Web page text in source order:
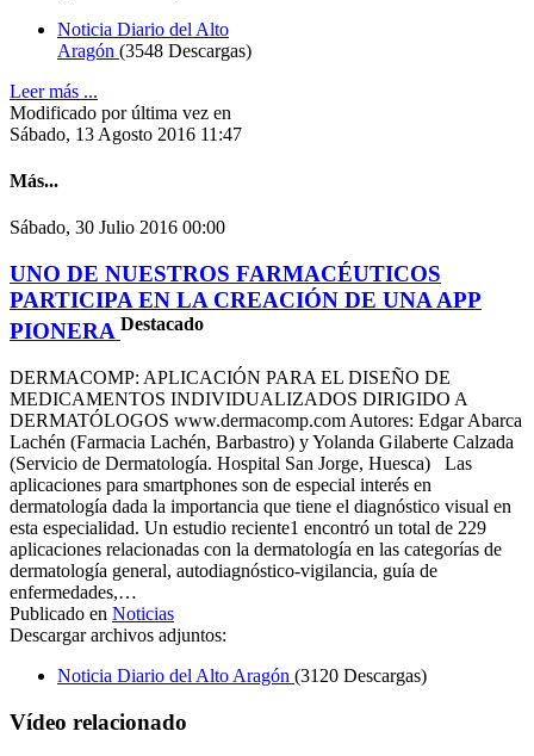
Noticia Diario del Alto
Aragón (3548 Descargas)
Leer más ...
Modificado por última vez en
Sábado, 13 Agosto 2016 11:47
Más...
Sábado, 30 Julio 2016 00:00
UNO DE NUESTROS FARMACÉUTICOS
PARTICIPA EN LA CREACIÓN DE UNA APP
PIONERA Destacado
DERMACOMP: APLICACIÓN PARA EL DISEÑO DE
MEDICAMENTOS INDIVIDUALIZADOS DIRIGIDO A
DERMATÓLOGOS www.dermacomp.com Autores: Edgar Abarca
Lachén (Farmacia Lachén, Barbastro) y Yolanda Gilaberte Calzada
(Servicio de Dermatología. Hospital San Jorge, Huesca) Las
aplicaciones para smartphones son de especial interés en
dermatología dada la importancia que tiene el diagnóstico visual en
esta especialidad. Un estudio reciente1 encontró un total de 229
aplicaciones relacionadas con la dermatología en las categorías de
dermatología general, autodiagnóstico-vigilancia, guía de
enfermedades,…
Publicado en Noticias
Descargar archivos adjuntos:
Noticia Diario del Alto Aragón (3120 Descargas)
Vídeo relacionado